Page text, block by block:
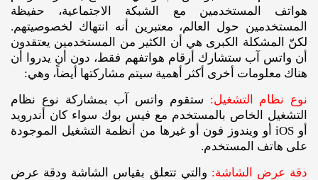
هواتف المستخدمين مع الشبكة الاجتماعية، حفيظة
المستخدمين حول العالم، معتبرين أنه انتهاك لخصوصيتهم.
لكنّ المشكلة الكبرى هي أن الكثير من المستخدمين يعتقدون
أن واتس آب ستشارك أرقام هواتفهم فقط، دون أن يدروا أن
هناك معلومات أخرى أكثر أهمية سيتم مشاركتها أيضاً، وهي:
نوع نظام التشغيل: ستقوم واتس آب بمشاركة نوع نظام
التشغيل الخاص بالمستخدم مع فيس بوك سواء كان أندرويد
أو iOS أو ويندوز فون أو غيرها من أنظمة التشغيل الموجودة
على هاتف المستخدم.
دقة عرض الشاشة: والتي تتعلق بقياس الشاشة ودقة عرض